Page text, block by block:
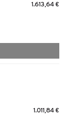
1.613,64 €
1.011,84 €